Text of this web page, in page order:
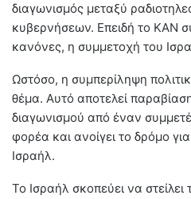
διαγωνισμός μεταξύ
κυβερνήσεων. Επειδή το ΚΑΝ
κανόνες, η συμμετοχή του
Ωστόσο, η συμπερίληψη
θέμα. Αυτό αποτελεί
διαγωνισμού από έναν
φορέα και ανοίγει το δρόμο
Ισραήλ.
Το Ισραήλ σκοπεύει να στείλει